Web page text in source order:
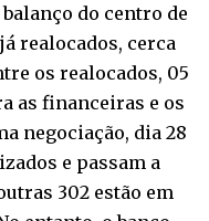
do centro de
realocados, cerca
os realocados, 05
as financeiras e os
negociação, dia 28
e passam a
302 estão em